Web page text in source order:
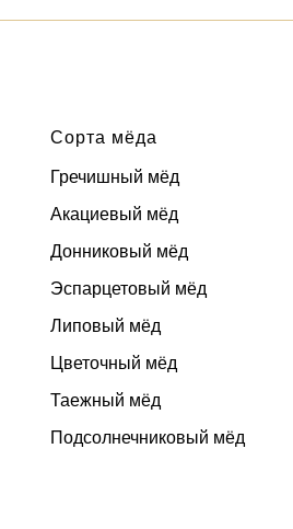
Сорта мёда
Гречишный мёд
Акациевый мёд
Донниковый мёд
Эспарцетовый мёд
Липовый мёд
Цветочный мёд
Таежный мёд
Подсолнечниковый мёд